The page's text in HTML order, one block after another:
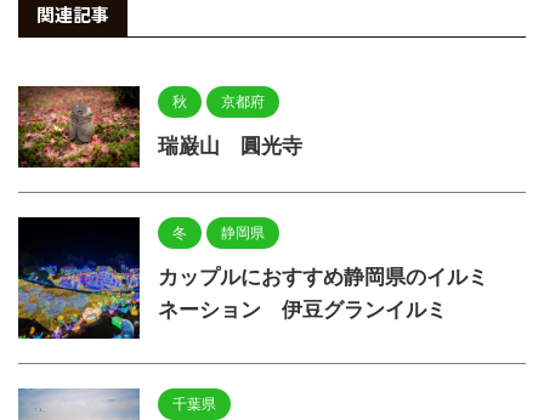
関連記事
秋 京都府
瑞巌山 圓光寺
冬 静岡県
カップルにおすすめ静岡県のイルミ
ネーション 伊豆グランイルミ
千葉県